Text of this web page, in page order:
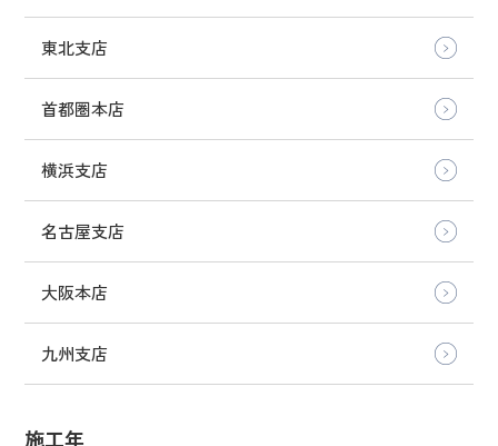
東北支店
首都圏本店
横浜支店
名古屋支店
大阪本店
九州支店
施工年